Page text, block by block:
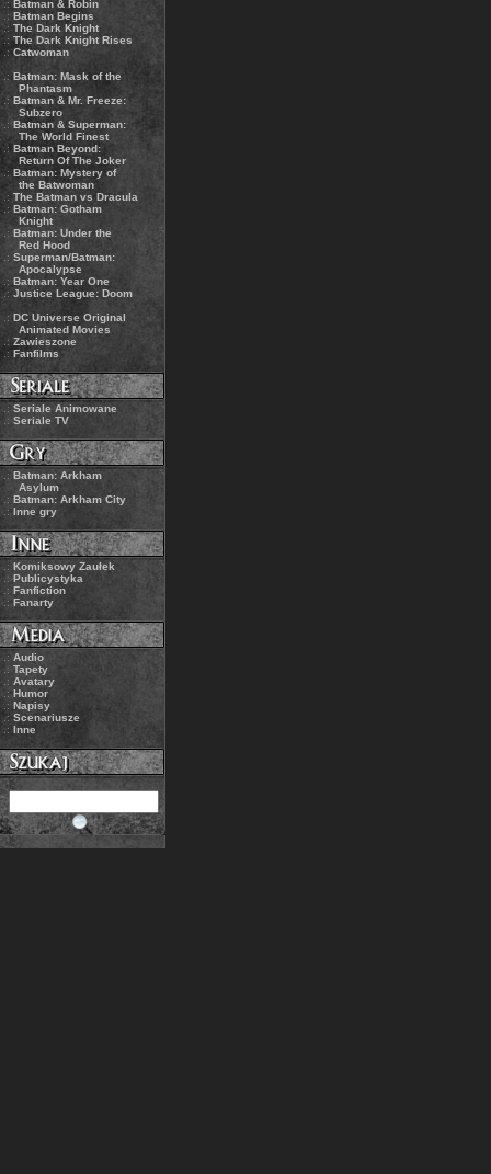
.: Batman & Robin
.: Batman Begins
.: The Dark Knight
.: The Dark Knight Rises
.: Catwoman
.:Batman: Mask of the
Phantasm
.: Batman & Mr. Freeze:
Subzero
.: Batman & Superman:
The World Finest
.: Batman Beyond:
Return Of The Joker
.: Batman: Mystery of
the Batwoman
.: The Batman vs Dracula
.: Batman: Gotham
Knight
.: Batman: Under the
Red Hood
.: Superman/Batman:
Apocalypse
.: Batman: Year One
.: Justice League: Doom
.: DC Universe Original
Animated Movies
.: Zawieszone
.: Fanfilms
.: Seriale Animowane
.: Seriale TV
.: Batman: Arkham
Asylum
.: Batman: Arkham City
.:Inne gry
.: Komiksowy Zaułek
.: Publicystyka
.: Fanfiction
.:Fanarty
.: Audio
.: Tapety
.: Avatary
.:Humor
.: Napisy
.: Scenariusze
.: Inne